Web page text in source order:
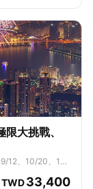
4/23、4/24、4/
、5/5、5/6、5/
、5/16、5/17、5/
5/27、5/28、5/2
、6/8、6/9、6/
19、6/20、6/2
29、7/1、7/2、
12、7/13、7/1
22、7/23、7/2
1、8/2、8/3、8/
、8/14、8/1
23、8/24、8/2
2、9/3、9/4、9/
9/14、9/15、9/1
大挑戰、
12、10/20、10/
TWD33,400